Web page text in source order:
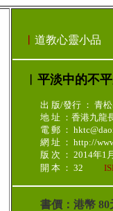
道教心靈小品
︳平淡中的不
出 版/發行 ： 青
地 址 ： 香港九龍
電 郵 ：
網 址 ： http://
版 次 ： 2014年1
開 本 ： 32
書價：港幣